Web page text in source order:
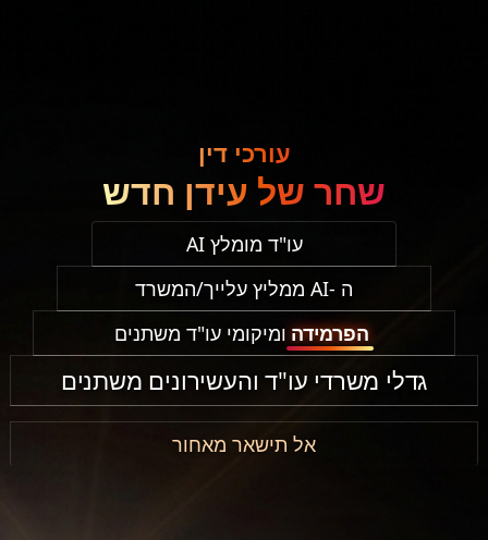
עורכי דין
שחר של עידן חדש
עו"ד מומלץ AI
ה -AI ממליץ עלייך/המשרד
הפרמידה ומיקומי עו"ד משתנים
גדלי משרדי עו"ד והעשירונים משתנים
אל תישאר מאחור